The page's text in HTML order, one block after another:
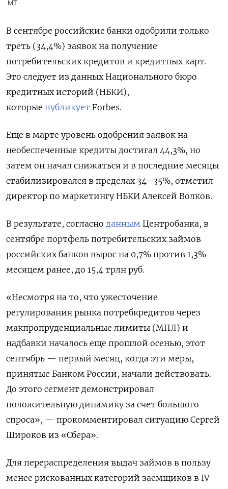
МТ
В сентябре российские банки одобрили только
треть (34,4%) заявок на получение
потребительских кредитов и кредитных карт.
Это следует из данных Национального бюро
кредитных историй (НБКИ),
которые публикует Forbes.
Еще в марте уровень одобрения заявок на
необеспеченные кредиты достигал 44,3%, но
затем он начал снижаться и в последние месяцы
стабилизировался в пределах 34–35%, отметил
директор по маркетингу НБКИ Алексей Волков.
В результате, согласно данным Центробанка, в
сентябре портфель потребительских займов
российских банков вырос на 0,7% против 1,3%
месяцем ранее, до 15,4 трлн руб.
«Несмотря на то, что ужесточение
регулирования рынка потребкредитов через
макпропруденциальные лимиты (МПЛ) и
надбавки началось еще прошлой осенью, этот
сентябрь — первый месяц, когда эти меры,
принятые Банком России, начали действовать.
До этого сегмент демонстрировал
положительную динамику за счет большого
спроса», — прокомментировал ситуацию Сергей
Широков из «Сбера».
Для перераспределения выдач займов в пользу
менее рискованных категорий заемщиков в IV